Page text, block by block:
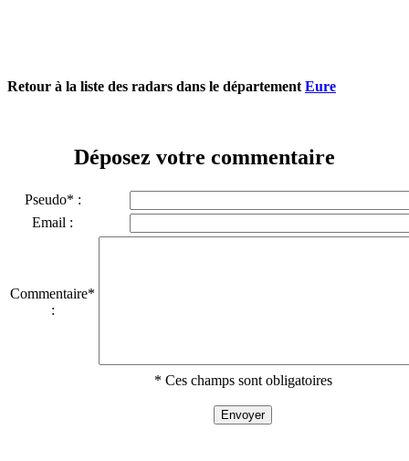
Retour à la liste des radars dans le département Eure
Déposez votre commentaire
Pseudo* :
Email :
Commentaire*
:
* Ces champs sont obligatoires